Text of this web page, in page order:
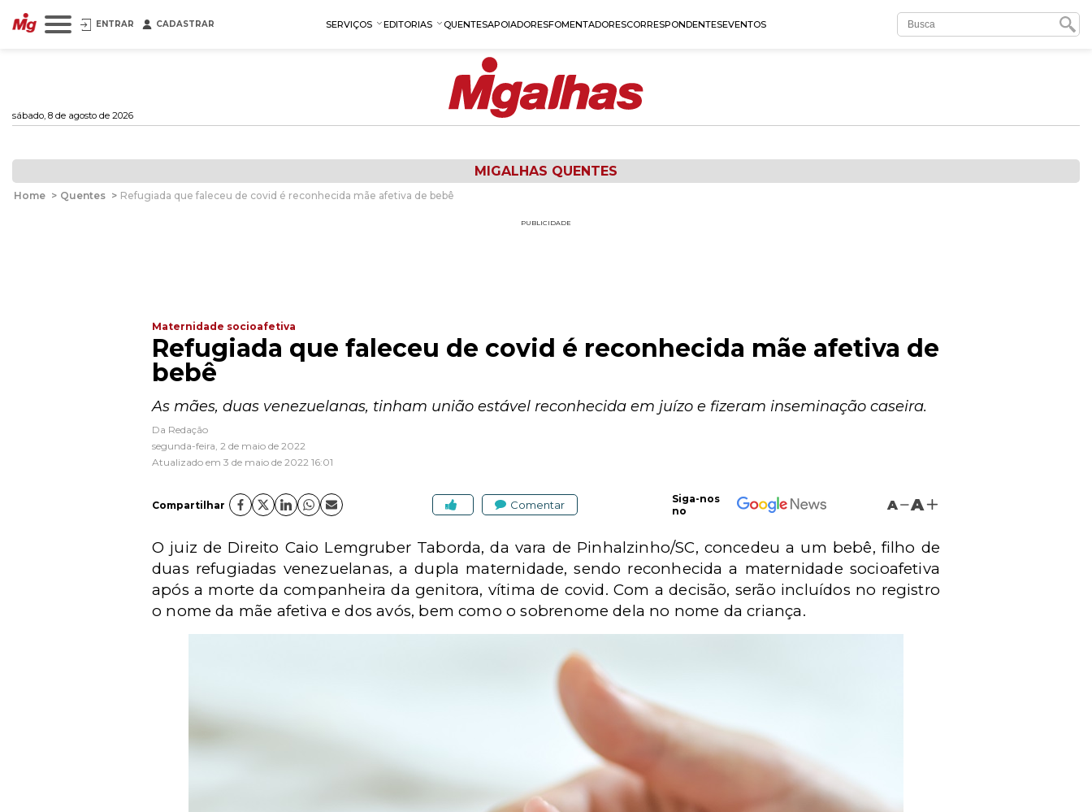
ENTRAR CADASTRAR SERVIÇOS EDITORIAS QUENTESAPOIADORESFOMENTADORESCORRESPONDENTESEVENTOS
sábado, 8 de agosto de 2026
MIGALHAS QUENTES
Home > Quentes > Refugiada que faleceu de covid é reconhecida mãe afetiva de bebê
PUBLICIDADE
Maternidade socioafetiva
Refugiada que faleceu de covid é reconhecida mãe afetiva de
bebê
As mães, duas venezuelanas, tinham união estável reconhecida em juízo e fizeram inseminação caseira.
Da Redação
segunda-feira, 2 de maio de 2022
Atualizado em 3 de maio de 2022 16:01
Compartilhar Comentar
Siga-nos
no
A A
O juiz de Direito Caio Lemgruber Taborda, da vara de Pinhalzinho/SC, concedeu a um bebê, filho de
duas refugiadas venezuelanas, a dupla maternidade, sendo reconhecida a maternidade socioafetiva
após a morte da companheira da genitora, vítima de covid. Com a decisão, serão incluídos no registro
o nome da mãe afetiva e dos avós, bem como o sobrenome dela no nome da criança.